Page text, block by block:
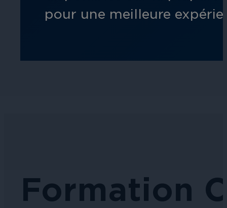
Éducation
établissements d'enseignement.
chaque zone de votre établissement.
pour une meilleure
Formation